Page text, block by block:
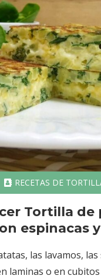
RECETAS DE
Tortilla de
espinacas
las lavamos,
laminas o en